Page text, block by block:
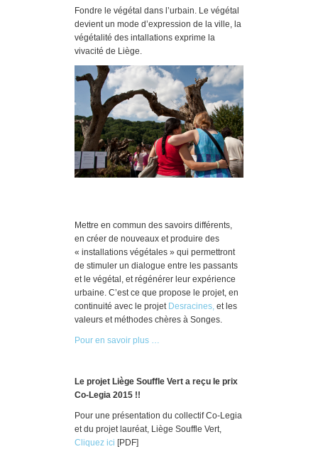
Fondre le végétal dans l’urbain. Le végétal
devient un mode d’expression de la ville, la
végétalité des intallations exprime la
vivacité de Liège.
Mettre en commun des savoirs différents,
en créer de nouveaux et produire des
« installations végétales » qui permettront
de stimuler un dialogue entre les passants
et le végétal, et régénérer leur expérience
urbaine. C’est ce que propose le projet, en
continuité avec le projet Desracines, et les
valeurs et méthodes chères à Songes.
Pour en savoir plus …
Le projet Liège Souffle Vert a reçu le prix
Co-Legia 2015 !!
Pour une présentation du collectif Co-Legia
et du projet lauréat, Liège Souffle Vert,
Cliquez ici [PDF]